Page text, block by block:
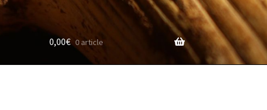
0,00€ 0 article